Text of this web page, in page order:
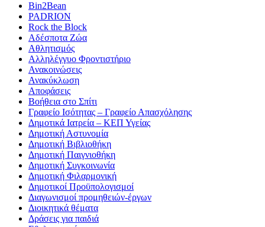
Bin2Bean
PADRION
Rock the Block
Αδέσποτα Ζώα
Αθλητισμός
Αλληλέγγυο Φροντιστήριο
Ανακοινώσεις
Ανακύκλωση
Αποφάσεις
Βοήθεια στο Σπίτι
Γραφείο Ισότητας – Γραφείο Απασχόλησης
Δημοτικά Ιατρεία – ΚΕΠ Υγείας
Δημοτική Αστυνομία
Δημοτική Βιβλιοθήκη
Δημοτική Παιγνιοθήκη
Δημοτική Συγκοινωνία
Δημοτική Φιλαρμονική
Δημοτικοί Προϋπολογισμοί
Διαγωνισμοί προμηθειών-έργων
Διοικητικά θέματα
Δράσεις για παιδιά